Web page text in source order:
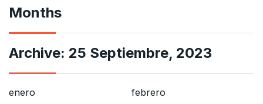
Months
Archive: 25 Septiembre, 2023
enero
febrero